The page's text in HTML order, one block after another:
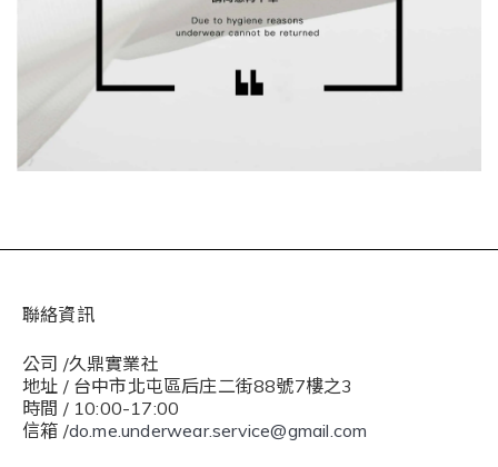
聯絡資訊
公司 /久鼎實業社
地址 / 台中市北屯區后庄二街88號7樓之3
時間 / 10:00-17:00
信箱 /do.me.underwear.service@gmail.com